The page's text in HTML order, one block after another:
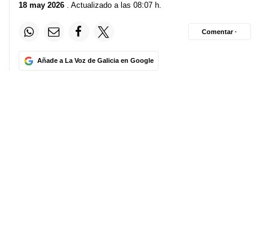
18 may 2026 . Actualizado a las 08:07 h.
Añade a La Voz de Galicia en Google
Comentar ·